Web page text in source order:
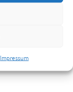
Impressum